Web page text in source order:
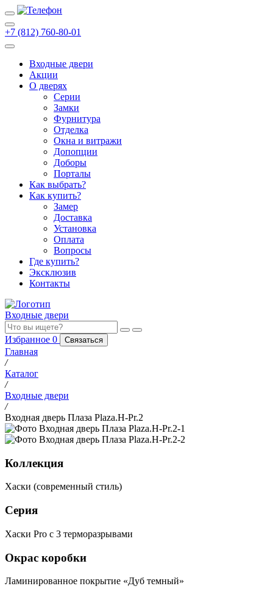
+7 (812) 760-80-01
Входные двери
Акции
О дверях
Cерии
Замки
Фурнитура
Отделка
Окна и витражи
Допопции
Доборы
Порталы
Как выбрать?
Как купить?
Замер
Доставка
Установка
Оплата
Вопросы
Где купить?
Эксклюзив
Контакты
Входные двери
Избранное 0 Связаться
Главная
/
Каталог
/
Входные двери
/
Входная дверь Плаза Plaza.H-Pr.2
Коллекция
Хаски (современный стиль)
Серия
Хаски Pro с 3 терморазрывами
Окрас коробки
Ламинированное покрытие «Дуб темный»